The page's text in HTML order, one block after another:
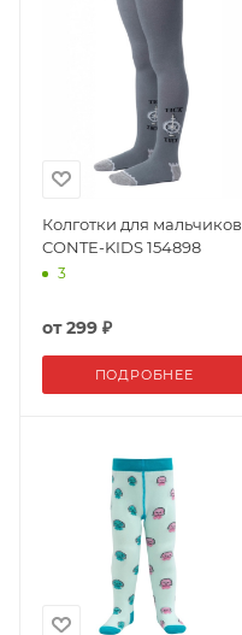
Колготки для мальчиков
CONTE-KIDS 154898
3
от299 ₽
ПОДРОБНЕЕ